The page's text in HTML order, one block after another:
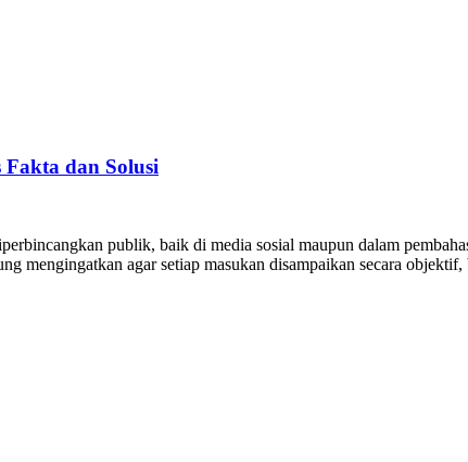
dan Solusi
publik, baik di media sosial maupun dalam
agar setiap masukan disampaikan secara objektif,